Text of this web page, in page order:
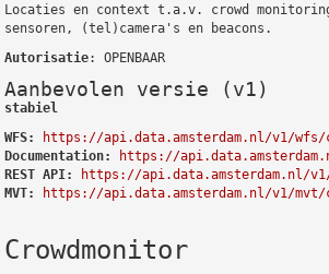
Locaties en context t.a.v. crowd
sensoren, (tel)camera's en beacons.
Autorisatie: OPENBAAR
Aanbevolen versie (v1)
stabiel
WFS:
https://api.data.amsterdam.nl/v1/wfs/
Documentation:
https://
REST API:
https://api.data.amsterdam.nl/v1/
MVT:
https://api.data.amsterdam.nl/v1/mvt/
Crowdmonitor